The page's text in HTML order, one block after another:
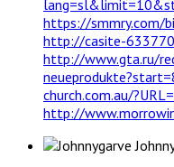
https://smmry.com/
http://casite-
http://www.gta.ru/
church.com.au/
http://